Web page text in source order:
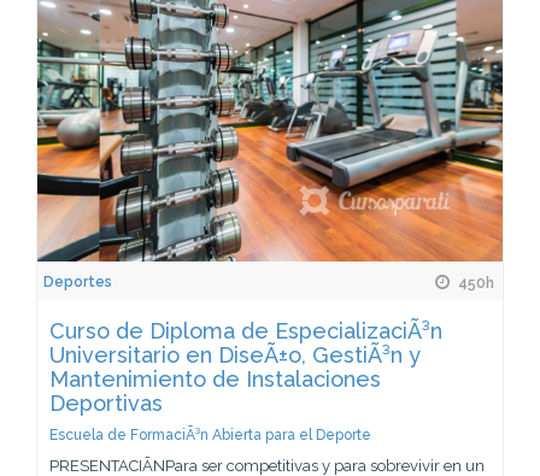
Deportes 450h
Curso de Diploma de EspecializaciÃ³n
Universitario en DiseÃ±o, GestiÃ³n y
Mantenimiento de Instalaciones
Deportivas
Escuela de FormaciÃ³n Abierta para el Deporte
PRESENTACIÃNPara ser competitivas y para sobrevivir en un